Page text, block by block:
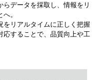
らデータを採取し、情報をリ
。
をリアルタイムに正しく把握
応することで、品質向上や工